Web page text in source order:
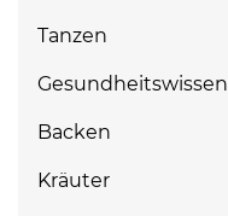
Tanzen
Gesundheitswissen
Backen
Kräuter